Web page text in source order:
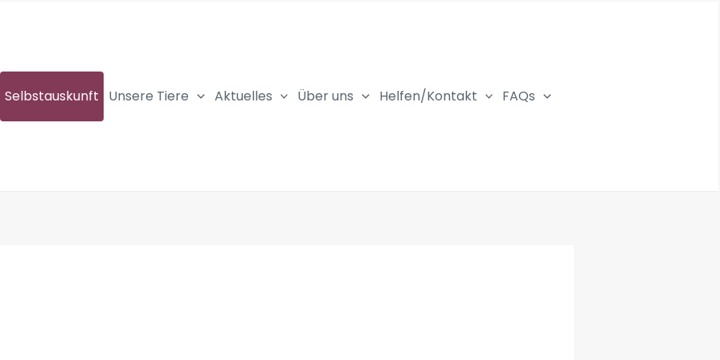
Selbstauskunft Unsere Tiere Aktuelles Über uns Helfen/Kontakt FAQs